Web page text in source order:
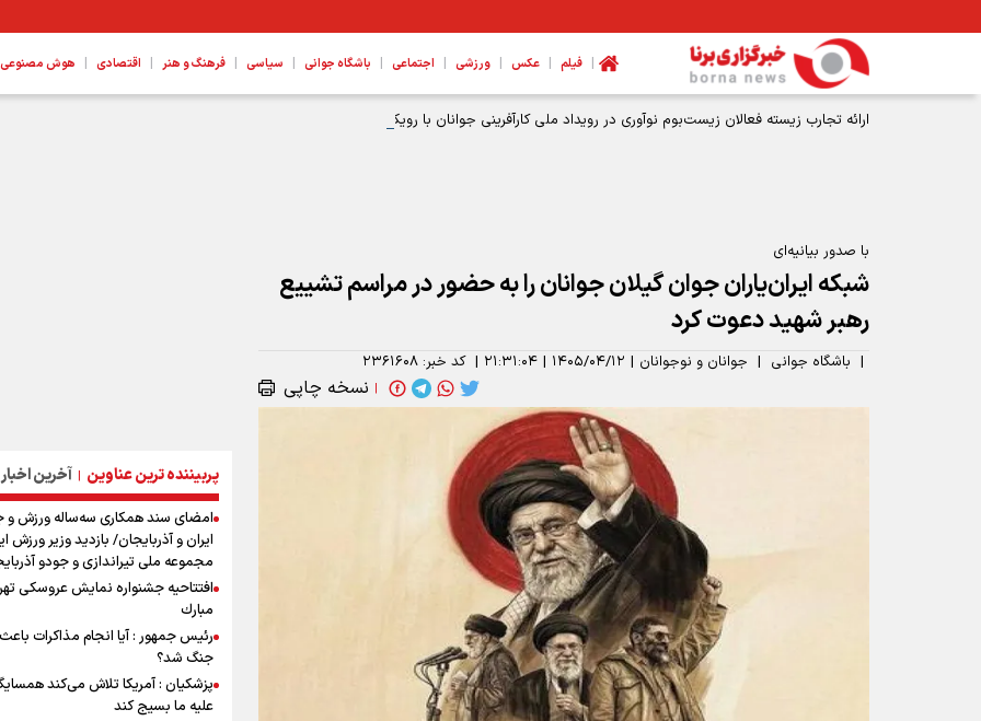
| فیلم | عکس | ورزشی | اجتماعی | باشگاه جوانی | سیاسی | فرهنگ و هنر | اقتصادی | هوش مصنوعی،
ارائه تجارب زیسته فعالان زیست‌بوم نوآوری در رویداد ملی کارآفرینی جوانان با رویکرد هوش مصنوعی
با صدور بیانیه‌ای
شبکه ایران‌یاران جوان گیلان جوانان را به حضور در مراسم تشییع
رهبر شهید دعوت کرد
| باشگاه جوانی | جوانان و نوجوانان | ۱۴۰۵/۰۴/۱۲ | ۲۱:۳۱:۰۴ | کد خبر: ۲۳۶۱۶۰۸
| نسخه چاپی
پربیننده ترین عناوین | آخرین اخبار
امضای سند همکاری سه‌ساله ورزش و
ایران و آذربایجان/ بازدید وزیر ورزش
مجموعه ملی تیراندازی و جودو
افتتاحیه جشنواره نمايش عروسكى
مبارك
رئیس جمهور : آیا انجام مذاکرات
جنگ شد؟
پزشکیان : آمریکا تلاش می‌کند
علیه ما بسیج کند